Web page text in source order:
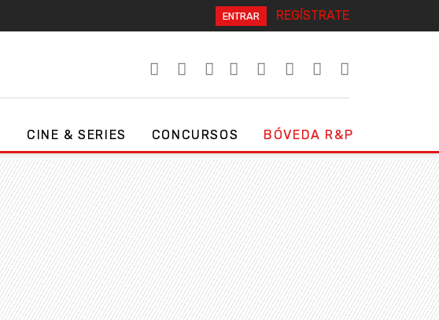
ENTRAR REGÍSTRATE
CINE & SERIES CONCURSOS BÓVEDA R&P